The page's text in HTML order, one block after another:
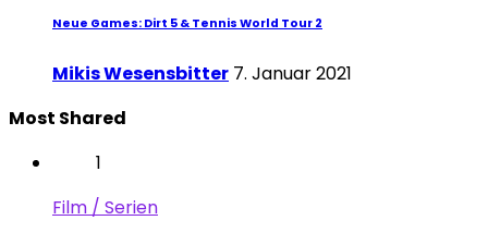
Neue Games: Dirt 5 & Tennis World Tour 2
Mikis Wesensbitter 7. Januar 2021
Most Shared
1
Film / Serien